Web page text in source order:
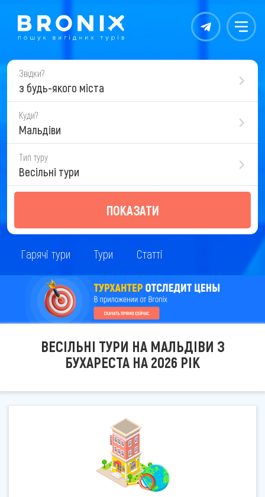
Контакты Меню
Звідки?
з будь-якого міста
Куди?
Мальдіви
Тип туру
Весільні тури
ПОКАЗАТИ
Гарячі тури Тури Статті
ВЕСІЛЬНІ ТУРИ НА МАЛЬДІВИ З
БУХАРЕСТА НА 2026 РІК